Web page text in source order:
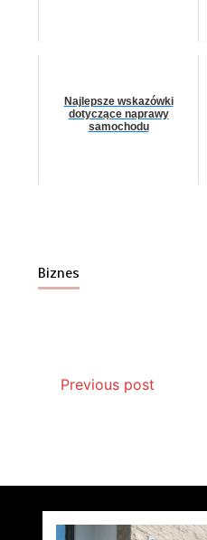
Najlepsze wskazówki
dotyczące naprawy
samochodu
Biznes
Previous post